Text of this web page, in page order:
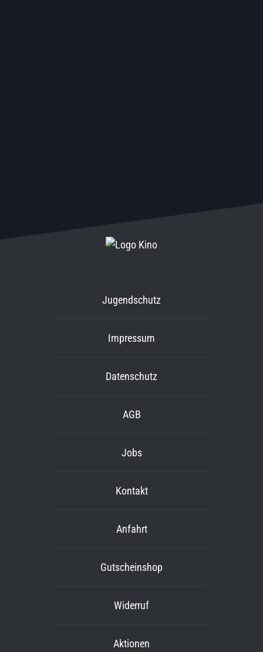
Jugendschutz
Impressum
Datenschutz
AGB
Jobs
Kontakt
Anfahrt
Gutscheinshop
Widerruf
Aktionen